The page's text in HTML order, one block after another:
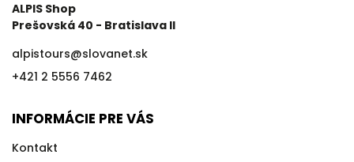
ALPIS Shop
Prešovská 40 - Bratislava II
alpistours@slovanet.sk
+421 2 5556 7462
INFORMÁCIE PRE VÁS
Kontakt